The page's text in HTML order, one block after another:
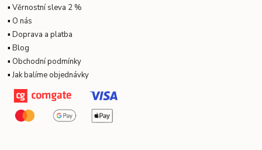
▪Věrnostní sleva 2 %
▪ O nás
▪Doprava a platba
▪Blog
▪ Obchodní podmínky
▪Jak balíme objednávky